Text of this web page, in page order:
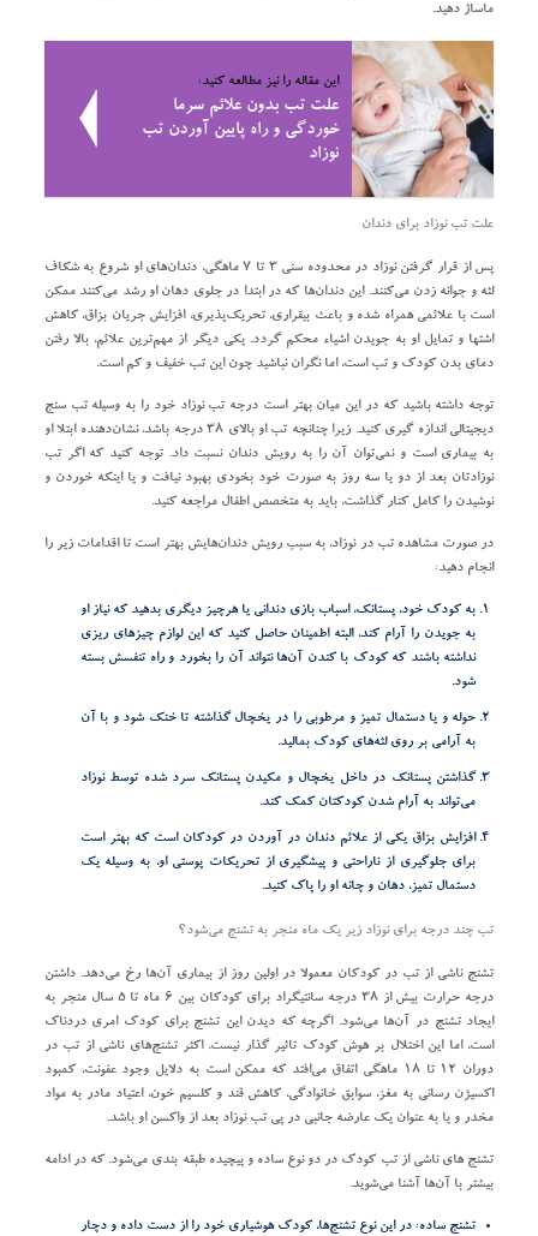
ماساژ دهید.
این مقاله را نیز مطالعه کنید:
علت تب بدون علائم سرما
خوردگی و راه پایین آوردن تب
نوزاد
علت تب نوزاد برای دندان
پس از قرار گرفتن نوزاد در محدوده سنی ۳ تا ۷ ماهگی، دندان‌های او شروع به شکاف
لثه و جوانه زدن می‌کنند. این دندان‌ها که در ابتدا در جلوی دهان او رشد می‌کنند ممکن
است با علائمی همراه شده و باعث بیقراری، تحریک‌پذیری، افزایش جریان بزاق، کاهش
اشتها و تمایل او به جویدن اشیاء محکم گردد. یکی دیگر از مهم‌ترین علائم، بالا رفتن
دمای بدن کودک و تب است، اما نگران نباشید چون این تب خفیف و کم است.
توجه داشته باشید که در این میان بهتر است درجه تب نوزاد خود را به وسیله تب سنج
دیجیتالی اندازه گیری کنید. زیرا چنانچه تب او بالای ۳۸ درجه باشد، نشان‌دهنده ابتلا او
به بیماری است و نمی‌توان آن را به رویش دندان نسبت داد. توجه کنید که اگر تب
نوزادتان بعد از دو یا سه روز به صورت خود بخودی بهبود نیافت و یا اینکه خوردن و
نوشیدن را کامل کنار گذاشت، باید به متخصص اطفال مراجعه کنید.
در صورت مشاهده تب در نوزاد، به سبب رویش دندان‌هایش بهتر است تا اقدامات زیر را
انجام دهید:
به کودک خود، پستانک، اسباب بازی دندانی یا هرچیز دیگری بدهید که نیاز او
به جویدن را آرام کند، البته اطمینان حاصل کنید که این لوازم چیزهای ریزی
نداشته باشند که کودک با کندن آن‌ها نتواند آن را بخورد و راه تنفسش بسته
شود.
حوله و یا دستمال تمیز و مرطوبی را در یخچال گذاشته تا خنک شود و با آن
به آرامی بر روی لثه‌های کودک بمالید.
گذاشتن پستانک در داخل یخچال و مکیدن پستانک سرد شده توسط نوزاد
می‌تواند به آرام شدن کودکتان کمک کند.
افزایش بزاق یکی از علائم دندان در آوردن در کودکان است که بهتر است
برای جلوگیری از ناراحتی و پیشگیری از تحریکات پوستی او، به وسیله یک
دستمال تمیز، دهان و چانه او را پاک کنید.
تب چند درجه برای نوزاد زیر یک ماه منجر به تشنج می‌شود؟
تشنج ناشی از تب در کودکان معمولا در اولین روز از بیماری آن‌ها رخ می‌دهد. داشتن
درجه حرارت بیش از ۳۸ درجه سانتیگراد برای کودکان بین ۶ ماه تا ۵ سال منجر به
ایجاد تشنج در آن‌ها می‌شود. اگرچه که دیدن این تشنج برای کودک امری دردناک
است، اما این اختلال بر هوش کودک تاثیر گذار نیست. اکثر تشنج‌های ناشی از تب در
دوران ۱۲ تا ۱۸ ماهگی اتفاق می‌افتد که ممکن است به دلایل وجود عفونت، کمبود
اکسیژن رسانی به مغز، سوابق خانوادگی، کاهش قند و کلسیم خون، اعتیاد مادر به مواد
مخدر و یا به عنوان یک عارضه جانبی در پی تب نوزاد بعد از واکسن او باشد.
تشنج های ناشی از تب کودک در دو نوع ساده و پیچیده طبقه بندی می‌شود. که در ادامه
بیشتر با آن‌ها آشنا می‌شوید.
تشنج ساده:در این نوع تشنج‌ها، کودک هوشیاری خود را از دست داده و دچار